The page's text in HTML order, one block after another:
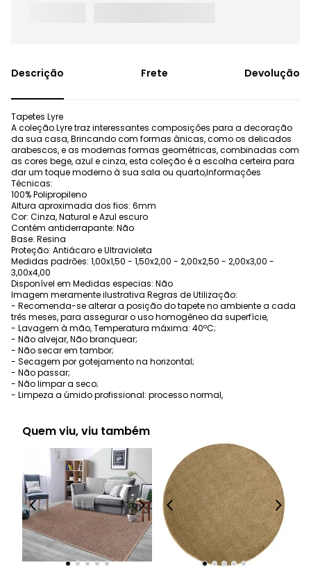
Frete Devolução
Tapetes Lyre
A coleção Lyre traz interessantes composições para a decoração
da sua casa, Brincando com formas ânicas, como os delicados
arabescos, e as modernas formas geométricas, combinadas com
as cores bege, azul e cinza, esta coleção é a escolha certeira para
dar um toque moderno à sua sala ou quarto,Informações
Técnicas:
100% Polipropileno
Altura aproximada dos fios: 6mm
Cor: Cinza, Natural e Azul escuro
Contém antiderrapante: Não
Base: Resina
Proteção: Antiácaro e Ultravioleta
Medidas padrões: 1,00x1,50 - 1,50x2,00 - 2,00x2,50 - 2,00x3,00 -
3,00x4,00
Disponível em Medidas especias: Não
Imagem meramente ilustrativa Regras de Utilização:
- Recomenda-se alterar a posição do tapete no ambiente a cada
três meses, para assegurar o uso homogêneo da superfície,
- Lavagem à mão, Temperatura máxima: 40ºC;
- Não alvejar, Não branquear;
- Não secar em tambor;
- Secagem por gotejamento na horizontal;
- Não passar;
- Não limpar a seco;
- Limpeza a úmido profissional: processo normal,
Quem viu, viu também